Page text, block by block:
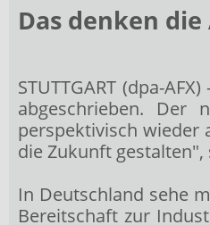
Das denken
STUTTGART (dpa-
abgeschrieben. Der
perspektivisch wieder
die Zukunft
In Deutschland sehe
Bereitschaft zur